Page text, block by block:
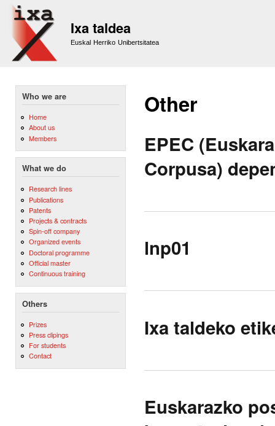
Ixa taldea
Euskal Herriko Unibertsitatea
Who we are
Home
About us
Members
What we do
Research lines
Publications
Patents
Projects & contracts
Spin-off company
Organized events
Doctoral programme
Official master
Continuous training
Others
Prizes
Press clipings
For students
Contact
Other
EPEC
Corpusa)
lnp01
Ixa taldeko
Euskarazko